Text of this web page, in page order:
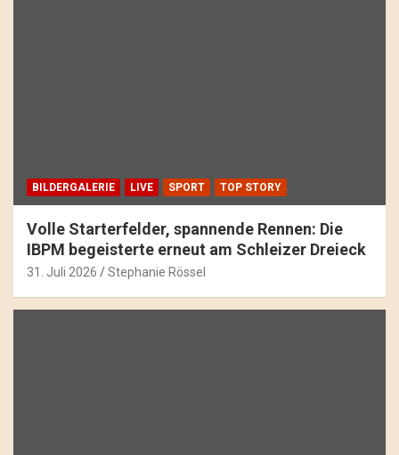
BILDERGALERIE LIVE SPORT TOP STORY
Volle Starterfelder, spannende Rennen: Die
IBPM begeisterte erneut am Schleizer Dreieck
31. Juli 2026 Stephanie Rössel